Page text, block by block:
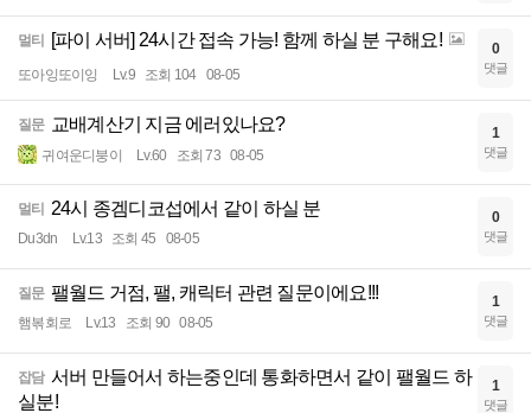
멀티 [파이 서버] 24시간 접속 가능! 함께 하실 분 구해요!
또아잉또이잉 Lv.9 조회 104 08-05
0
댓글
질문 교배계산기 지금 에러있나요?
귀여운디붕이 Lv.60 조회 73 08-05
1
댓글
멀티 24시 종겜디코섭에서 같이 하실 분
Du3dn Lv.13 조회 45 08-05
0
댓글
질문 팰월드 거점, 팰, 캐릭터 관련 질문이에요!!!
햄볶회로 Lv.13 조회 90 08-05
1
댓글
잡담 서버 만들어서 하는중인데 통화하면서 같이 팰월드 하
실분!
1
댓글